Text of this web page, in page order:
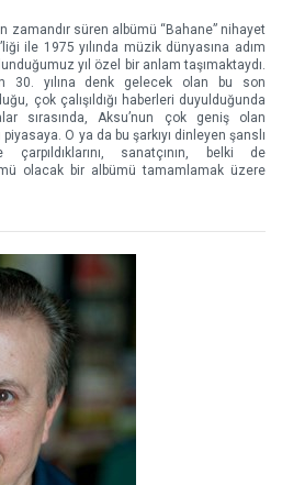
zamandır süren albümü “Bahane” nihayet
ile 1975 yılında müzik dünyasına adım
yıl özel bir anlam taşımaktaydı.
30. yılına denk gelecek olan bu son
çok çalışıldığı haberleri duyulduğunda
sırasında, Aksu’nun çok geniş olan
O ya da bu şarkıyı dinleyen şanslı
çarpıldıklarını, sanatçının, belki de
olacak bir albümü tamamlamak üzere